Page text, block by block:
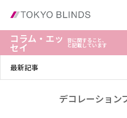
コラム・エッ
セイ
音に関す
と記載しています
最新記事
デコレーション